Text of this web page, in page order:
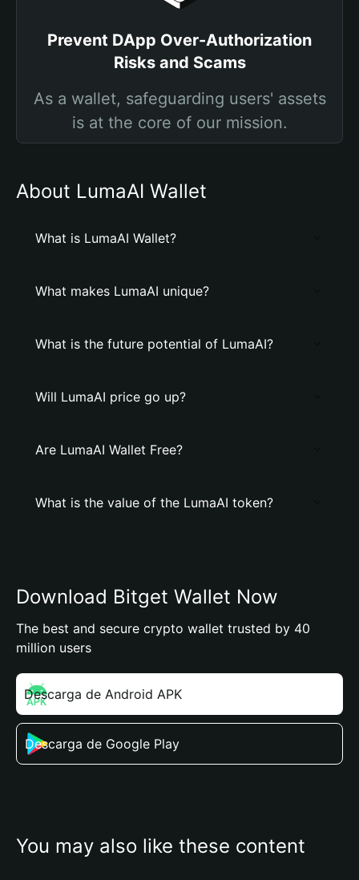
Prevent DApp Over-Authorization
Risks and Scams
As a wallet, safeguarding users' assets
is at the core of our mission.
About LumaAI Wallet
What is LumaAI Wallet?
What makes LumaAI unique?
What is the future potential of LumaAI?
Will LumaAI price go up?
Are LumaAI Wallet Free?
What is the value of the LumaAI token?
Download Bitget Wallet Now
The best and secure crypto wallet trusted by 40
million users
Descarga de Android APK
Descarga de Google Play
You may also like these content